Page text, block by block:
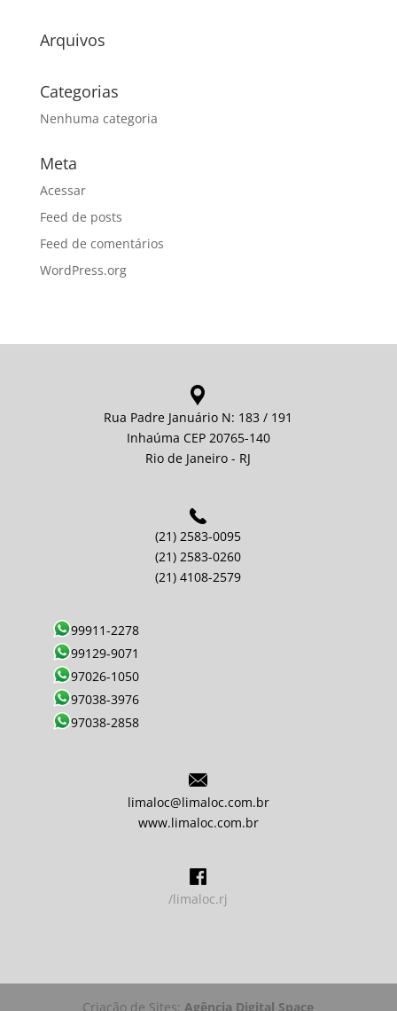
Arquivos
Categorias
Nenhuma categoria
Meta
Acessar
Feed de posts
Feed de comentários
WordPress.org
Rua Padre Januário N: 183 / 191
Inhaúma CEP 20765-140
Rio de Janeiro - RJ
(21) 2583-0095
(21) 2583-0260
(21) 4108-2579
99911-2278
99129-9071
97026-1050
97038-3976
97038-2858
limaloc@limaloc.com.br
www.limaloc.com.br
/limaloc.rj
Criação de Sites: Agência Digital Space